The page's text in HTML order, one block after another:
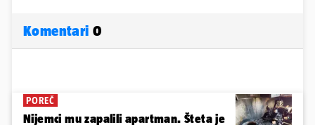
Komentari 0
POREČ
Nijemci mu zapalili apartman. Šteta je